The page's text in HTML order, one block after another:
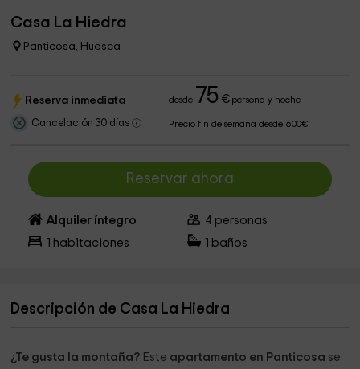
Casa La Hiedra
Panticosa, Huesca
Reserva inmediata desde 75 €persona y noche
Cancelación 30 días Precio fin de semana desde 600€
Reservar ahora
Alquiler íntegro 4 personas
habitaciones baños
Descripción de Casa La Hiedra
¿Te gusta la montaña? Este apartamento en Panticosa se